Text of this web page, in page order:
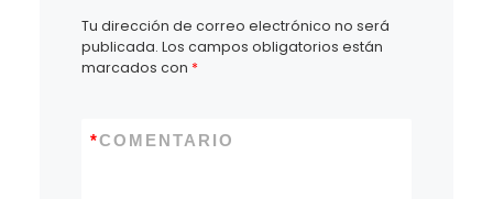
Tu dirección de correo electrónico no será
publicada. Los campos obligatorios están
marcados con *
COMENTARIO
*